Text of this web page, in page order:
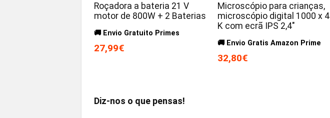
Roçadora a bateria 21 V
motor de 800W + 2 Baterias
🚚 Envio Gratuito Primes
27,99€
Microscópio para crianças,
microscópio digital 1000 x 4
K com ecrã IPS 2,4″
🚚 Envio Gratis Amazon Prime
32,80€
Diz-nos o que pensas!